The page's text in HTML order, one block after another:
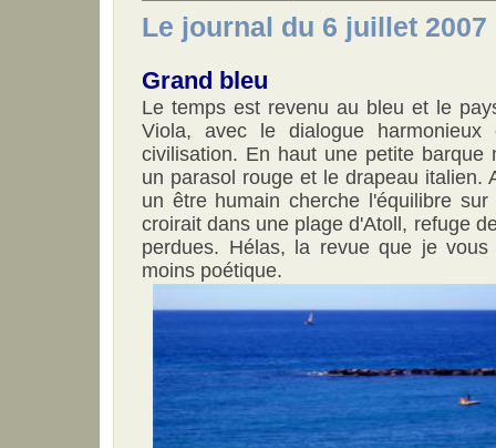
Le journal du 6 juillet 2007
Grand bleu
Le temps est revenu au bleu et le
Viola, avec le dialogue
civilisation. En haut une petite barque
un parasol rouge et le drapeau italien.
un être humain cherche l'équilibre
croirait dans une plage d'Atoll, refuge
perdues. Hélas, la revue que je vous
moins poétique.